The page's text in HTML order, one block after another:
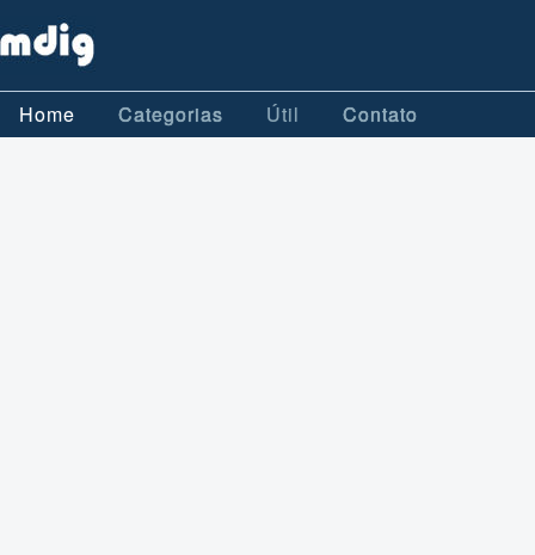
Home Categorias Útil Contato